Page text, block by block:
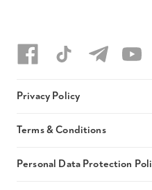
Privacy Policy
Terms & Conditions
Personal Data Protection